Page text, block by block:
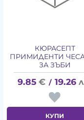
КЮРАСЕПТ
ПРИМИДЕНТИ
ЗА ЗЪБИ
9.85 € / 19.26
КУПИ